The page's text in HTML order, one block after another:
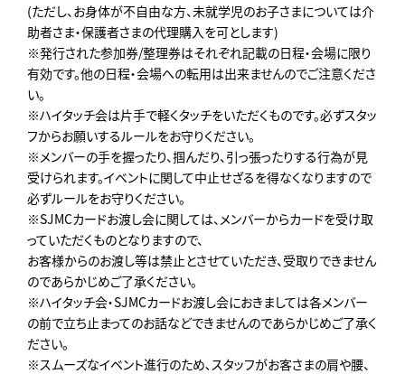
(ただし、お身体が不自由な方、未就学児のお子さまについては介
助者さま・保護者さまの代理購入を可とします)
※発行された参加券/整理券はそれぞれ記載の日程・会場に限り
有効です。他の日程・会場への転用は出来ませんのでご注意くださ
い。
※ハイタッチ会は片手で軽くタッチをいただくものです。必ずスタッ
フからお願いするルールをお守りください。
※メンバーの手を握ったり、掴んだり、引っ張ったりする行為が見
受けられます。イベントに関して中止せざるを得なくなりますので
必ずルールをお守りください。
※SJMCカードお渡し会に関しては、メンバーからカードを受け取
っていただくものとなりますので、
お客様からのお渡し等は禁止とさせていただき、受取りできません
のであらかじめご了承ください。
※ハイタッチ会・SJMCカードお渡し会におきましては各メンバー
の前で立ち止まってのお話などできませんのであらかじめご了承く
ださい。
※スムーズなイベント進行のため､スタッフがお客さまの肩や腰、